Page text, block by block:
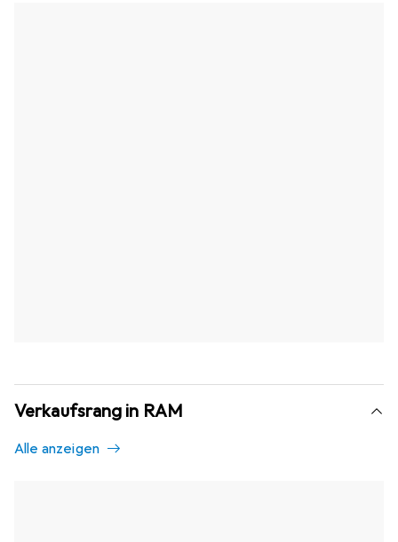
Verkaufsrang in RAM
Alle anzeigen